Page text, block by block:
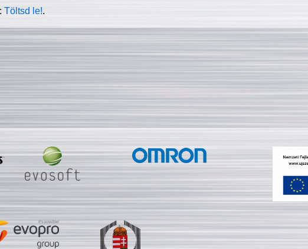
Töltsd le!.